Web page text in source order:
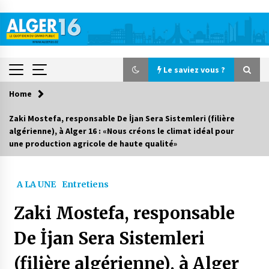
content
Le saviez vous ?
Le saviez vous ?
Accidents de la circulation : 11 décès et 243
blessés en 24 heures
2 jours ago
Parking de la Promenade des Sablettes : Mis en
service de bornes automatiques
Home
Zaki Mostefa, responsable De İjan Sera Sistemleri (filière
algérienne), à Alger 16 : «Nous créons le climat idéal pour
une production agricole de haute qualité»
A LA UNE Entretiens
Zaki Mostefa, responsable
De İjan Sera Sistemleri
(filière algérienne), à Alger